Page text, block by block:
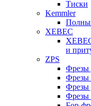
Тиски
Kemmler
XEBEC
и
ZPS
Фрезы
Фрезы
Фрезы
Фрезы